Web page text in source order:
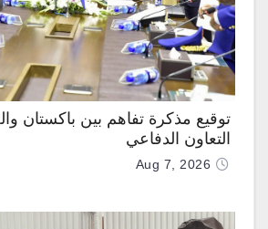
توقيع مذكرة تفاهم بين باكستان
التعاون الدفاعي
Aug 7, 2026